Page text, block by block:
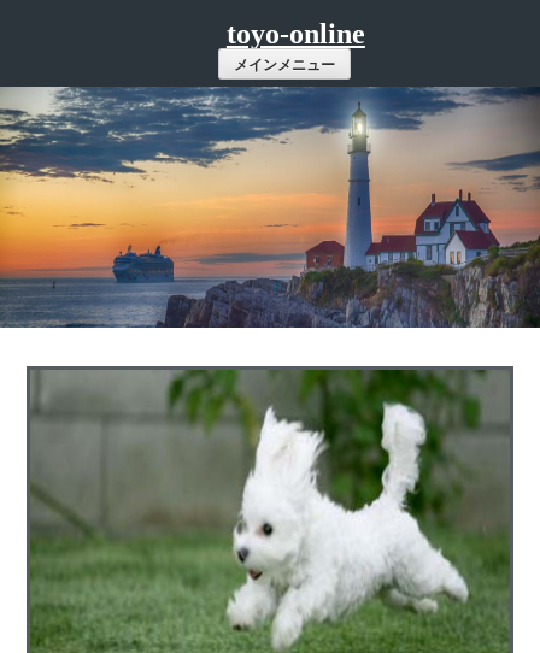
ツ
へ
ス
キ
ッ
プ
toyo-online
メインメニュー